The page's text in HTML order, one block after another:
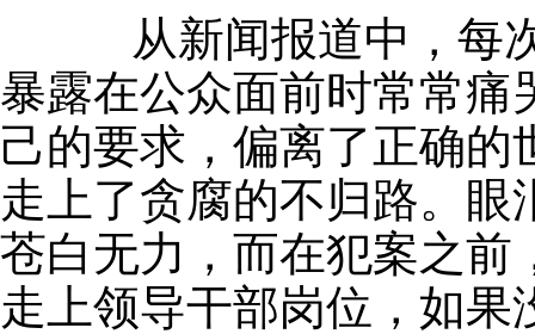
从新闻报道中，每次
暴露在公众面前时常常痛
己的要求，偏离了正确
走上了贪腐的不归路。
苍白无力，而在犯案之前
走上领导干部岗位，如